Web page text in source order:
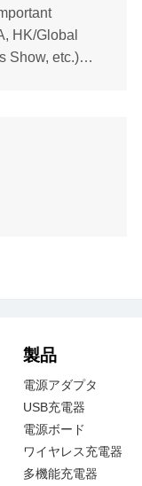
HK/Global
Show, etc.)
製品
電源アダプタ
USB充電器
電源ボード
ワイヤレス充電器
多機能充電器